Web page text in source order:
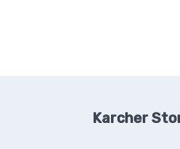
Karcher